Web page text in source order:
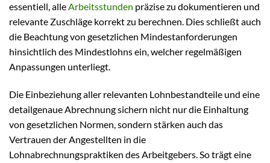
essentiell, alleArbeitsstunden präzise zu dokumentieren und
relevante Zuschläge korrekt zu berechnen. Dies schließt auch
die Beachtung von gesetzlichen Mindestanforderungen
hinsichtlich des Mindestlohns ein, welcher regelmäßigen
Anpassungen unterliegt.
Die Einbeziehung aller relevanten Lohnbestandteile und eine
detailgenaue Abrechnung sichern nicht nur die Einhaltung
von gesetzlichen Normen, sondern stärken auch das
Vertrauen der Angestellten in die
Lohnabrechnungspraktiken des Arbeitgebers. So trägt eine